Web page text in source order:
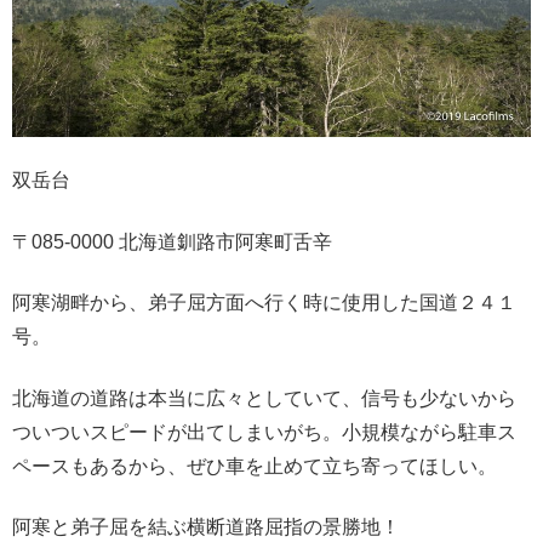
双岳台
〒085-0000 北海道釧路市阿寒町舌辛
阿寒湖畔から、弟子屈方面へ行く時に使用した国道２４１
号。
北海道の道路は本当に広々としていて、信号も少ないから
ついついスピードが出てしまいがち。小規模ながら駐車ス
ペースもあるから、ぜひ車を止めて立ち寄ってほしい。
阿寒と弟子屈を結ぶ横断道路屈指の景勝地！